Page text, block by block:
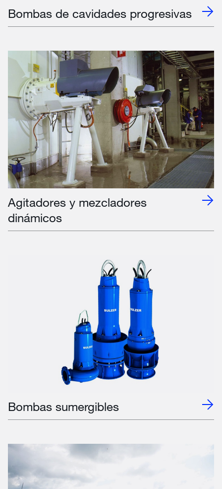
Bombas de cavidades progresivas
Agitadores y mezcladores
dinámicos
Bombas sumergibles